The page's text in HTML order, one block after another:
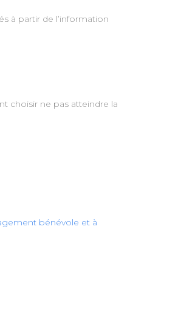
à partir de l’information
choisir ne pas atteindre la
bénévole et à